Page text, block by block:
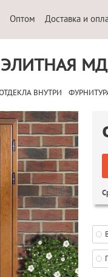
Оптом Доставка и
ВНУТРИ